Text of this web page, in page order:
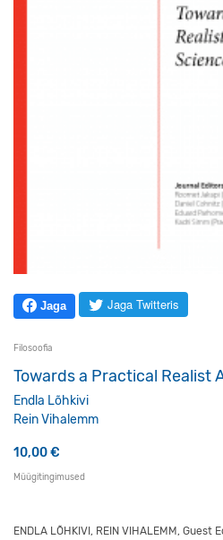
Jaga Jaga Twitteris
Filosoofia
Towards a Practical Realist
Endla Lõhkivi
Rein Vihalemm
10,00€
Müügitingimused
ENDLA LÕHKIVI, REIN VIHALEMM,